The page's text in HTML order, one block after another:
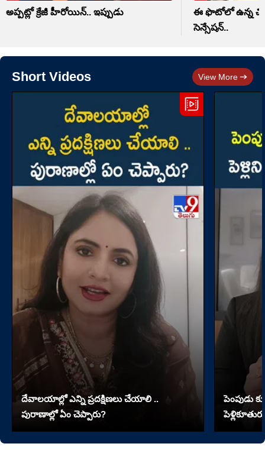
అప్పట్లో క్రేజీ హీరోయిన్.. ఇప్పుడు
ఈ ఫొటోలో ఉన్న
సెన్సేషన్..
Short Videos View More
దేవాలయాల్లో ఎన్ని ప్రదక్షిణలు చేయాలి ..
పురాణాల్లో ఏం చెప్పారు?
పెంపుడు
పెళ్లికూతురు